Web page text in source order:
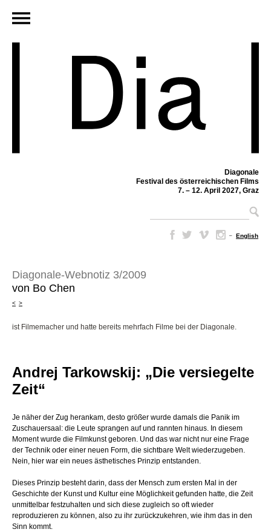
Diagonale
Festival des österreichischen Films
7. – 12. April 2027, Graz
– English
Diagonale-Webnotiz 3/2009
von Bo Chen
< >
ist Filmemacher und hatte bereits mehrfach Filme bei der Diagonale.
Andrej Tarkowskij: „Die versiegelte
Zeit“
Je näher der Zug herankam, desto größer wurde damals die Panik im
Zuschauersaal: die Leute sprangen auf und rannten hinaus. In diesem
Moment wurde die Filmkunst geboren. Und das war nicht nur eine Frage
der Technik oder einer neuen Form, die sichtbare Welt wiederzugeben.
Nein, hier war ein neues ästhetisches Prinzip entstanden.
Dieses Prinzip besteht darin, dass der Mensch zum ersten Mal in der
Geschichte der Kunst und Kultur eine Möglichkeit gefunden hatte, die Zeit
unmittelbar festzuhalten und sich diese zugleich so oft wieder
reproduzieren zu können, also zu ihr zurückzukehren, wie ihm das in den
Sinn kommt.